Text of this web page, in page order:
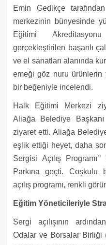
Emin Gedikçe
merkezinin bünyesinde
Eğitimi
gerçekleştirilen başarılı
ve el sanatları alanında
emeği göz nuru ürünlerin
bir beğeniyle incelendi.
Halk Eğitimi Merkezi
Aliağa Belediye Başkanı
ziyaret etti. Aliağa
eşlik ettiği heyet, daha
Sergisi Açılış
Parkına geçti. Coşkulu
açılış programı, renkli
Eğitim Yöneticileriyle
Sergi açılışının
Odalar ve Borsalar Birliği